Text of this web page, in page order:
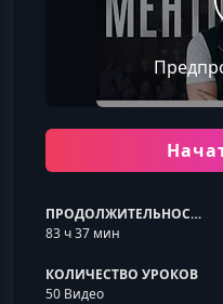
ПРОДОЛЖИТЕЛЬНОСТЬ
83 ч 37 мин
КОЛИЧЕСТВО УРОКОВ
50 Видео